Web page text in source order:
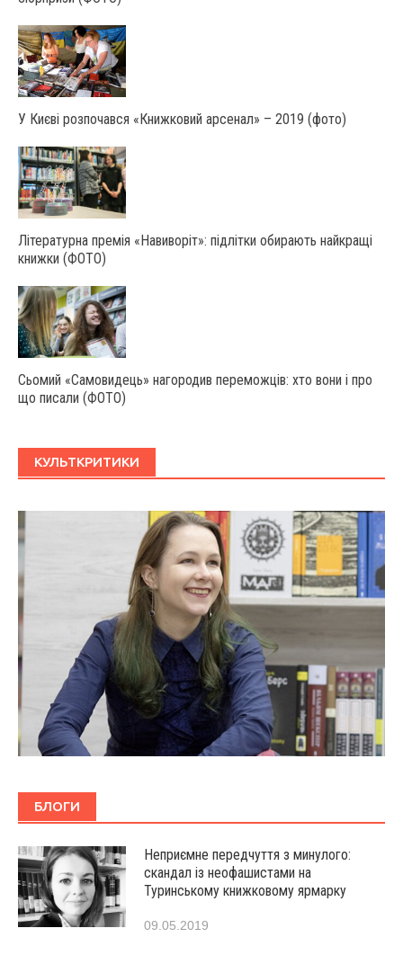
У Києві розпочався «Книжковий арсенал» – 2019 (фото)
Літературна премія «Навиворіт»: підлітки обирають найкращі
книжки (ФОТО)
Сьомий «Самовидець» нагородив переможців: хто вони і про
що писали (ФОТО)
КУЛЬТКРИТИКИ
БЛОГИ
Неприємне передчуття з минулого:
скандал із неофашистами на
Туринському книжковому ярмарку
09.05.2019